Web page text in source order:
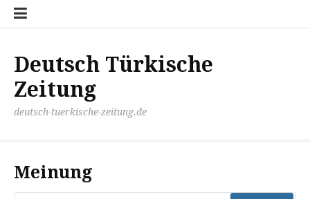
Zum
Inhalt
Deutsch Türkische
Zeitung
deutsch-tuerkische-zeitung.de
Meinung